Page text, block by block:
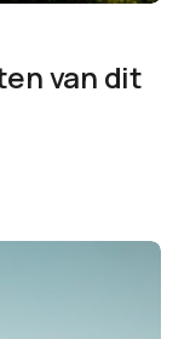
van dit